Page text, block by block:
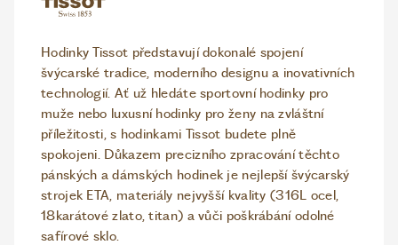
Hodinky Tissot představují dokonalé spojení
švýcarské tradice, moderního designu a inovativních
technologií. Ať už hledáte sportovní hodinky pro
muže nebo luxusní hodinky pro ženy na zvláštní
příležitosti, s hodinkami Tissot budete plně
spokojeni. Důkazem precizního zpracování těchto
pánských a dámských hodinek je nejlepší švýcarský
strojek ETA, materiály nejvyšší kvality (316L ocel,
18karátové zlato, titan) a vůči poškrábání odolné
safírové sklo.